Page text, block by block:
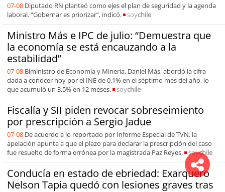
07-08 Diputado RN planteó como ejes el plan de seguridad y la agenda
laboral. “Gobernar es priorizar”, indicó.
soychile
Ministro Más e IPC de julio: “Demuestra que
la economía se está encauzando a la
estabilidad”
07-08 Biministro de Economía y Minería, Daniel Más, abordó la cifra
dada a conocer hoy por el INE de 0,1% en el séptimo mes del año, lo
que acumuló un 3,5% en 12 meses.
soychile
Fiscalía y SII piden revocar sobreseimiento
por prescripción a Sergio Jadue
07-08 De acuerdo a lo reportado por Informe Especial de TVN, la
apelación apunta a que el plazo para declarar la prescripción del caso
fue resuelto de forma errónea por la magistrada Paz Reyes.
soychile
Conducía en estado de ebriedad: Exarquero
Nelson Tapia quedó con lesiones graves tras